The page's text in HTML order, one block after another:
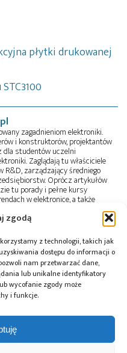
zgodą
z technologii, takich jak
dostępu do informacji o
nam przetwarzać dane,
lub unikalne identyfikatory
wycofanie zgody może
i funkcje.
płytki drukowanej
zagadnieniom elektroniki.
i konstruktorów, projektantów
dla studentów uczelni
Zaglądają tu właściciele
zarządzający średniego
Oprócz artykułów
tu porady i pełne kursy
w elektronice, a także
przejrzy aktualności z branży w
swój udział w wydarzeniach,
pełni również rolę
konkursów, hackathonów